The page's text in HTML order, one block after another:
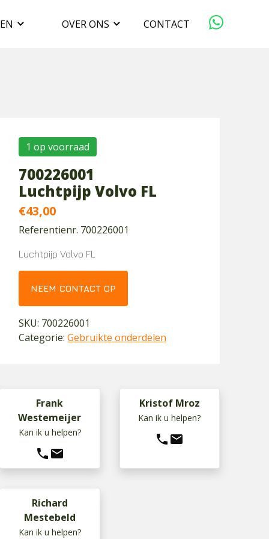
OVER ONS
DUURZAAMHEID
WERKEN BIJ
CONTACT
1 op voorraad
700226001
Luchtpijp Volvo FL
€43,00
Referentienr. 700226001
Luchtpijp Volvo FL
NEEM CONTACT OP
SKU: 700226001
Categorie:Gebruikte onderdelen
Frank
Westemeijer
Kan ik u helpen?
phone mail
Kristof Mroz
Kan ik u helpen?
phone mail
Richard
Mestebeld
Kan ik u helpen?